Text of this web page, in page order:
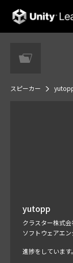
Unity Learning
スピーカー
yutopp
クラスター株式会
ソフトウェアエン
進捗をしています。